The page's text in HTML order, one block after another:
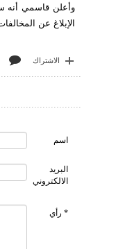
وأعلن قاسمي أنه
الإبلاغ عن
الاشتراك
اسم
البريد
الالكتروني
* رأي